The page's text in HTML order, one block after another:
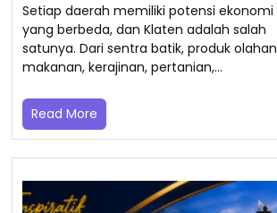
Setiap daerah memiliki potensi ekonomi
yang berbeda, dan Klaten adalah salah
satunya. Dari sentra batik, produk olahan
makanan, kerajinan, pertanian,…
Read More